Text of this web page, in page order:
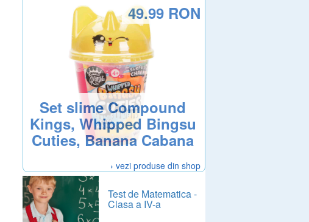
Set slime Compound
Kings, Whipped Bingsu
Cuties, Banana Cabana
49.99 RON
› vezi produse din shop
Test de Matematica -
Clasa a IV-a